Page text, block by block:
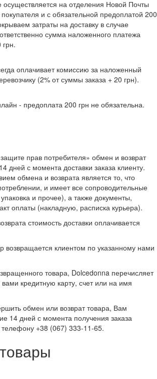
осуществляется на отделения Новой Почты
и с обязательной предоплатой 200
затраты на доставку в случае
сумма наложенного платежа
оплачивает комиссию за наложенный
(2% от суммы заказа + 20 грн).
- предоплата 200 грн не обязательна.
прав потребителя» обмен и возврат
дней с момента доставки заказа клиенту.
обмена и возврата является то, что
и имеет все сопроводительные
и прочее), а также документы,
оплаты (накладную, расписка курьера).
стоимость доставки оплачивается
возвращается клиентом по указанному нами
товара, Dolcedonna перечисляет
кредитную карту, счет или на имя
обмен или возврат товара, Вам
14 дней с момента получения заказа
телефону +38 (067) 333-11-65.